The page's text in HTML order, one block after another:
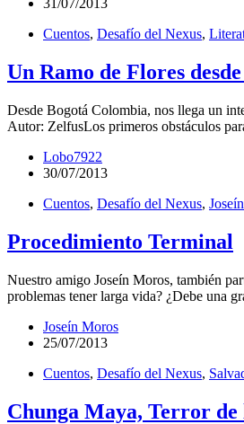
31/07/2013
Cuentos, Desafío del Nexus,
Un Ramo de Flores
Desde Bogotá Colombia, nos llega un
Autor: ZelfusLos primeros obstáculos
Lobo7922
30/07/2013
Cuentos, Desafío del Nexus,
Procedimiento Terminal
Nuestro amigo Joseín Moros, también
problemas tener larga vida? ¿Debe una
Joseín Moros
25/07/2013
Cuentos, Desafío del Nexus,
Chunga Maya, Terror